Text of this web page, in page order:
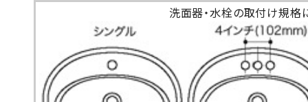
洗面器・水栓の取付け規格